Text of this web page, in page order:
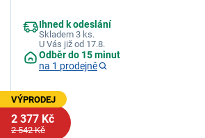
Ihned k odeslání
Skladem 3 ks.
U Vás již od 17.8.
Odběr do 15 minut
na 1 prodejně
VÝPRODEJ
2 377 Kč
2 542 Kč